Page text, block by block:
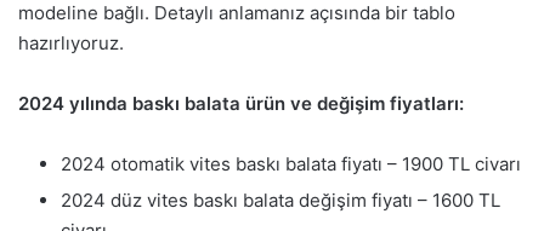
modeline bağlı. Detaylı anlamanız açısında bir tablo
hazırlıyoruz.
2024 yılında baskı balata ürün ve değişim fiyatları:
2024 otomatik vites baskı balata fiyatı – 1900 TL civarı
2024 düz vites baskı balata değişim fiyatı – 1600 TL